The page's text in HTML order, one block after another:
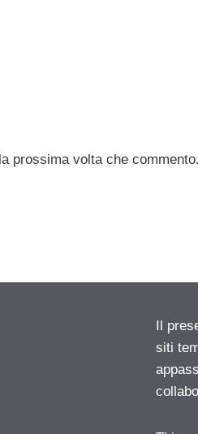
prossima volta che commento.
Il
siti